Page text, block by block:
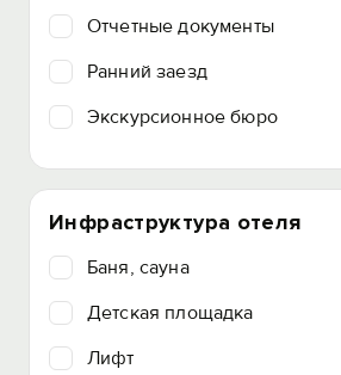
Отчетные документы
Ранний заезд
Экскурсионное бюро
Инфраструктура отеля
Баня, сауна
Детская площадка
Лифт